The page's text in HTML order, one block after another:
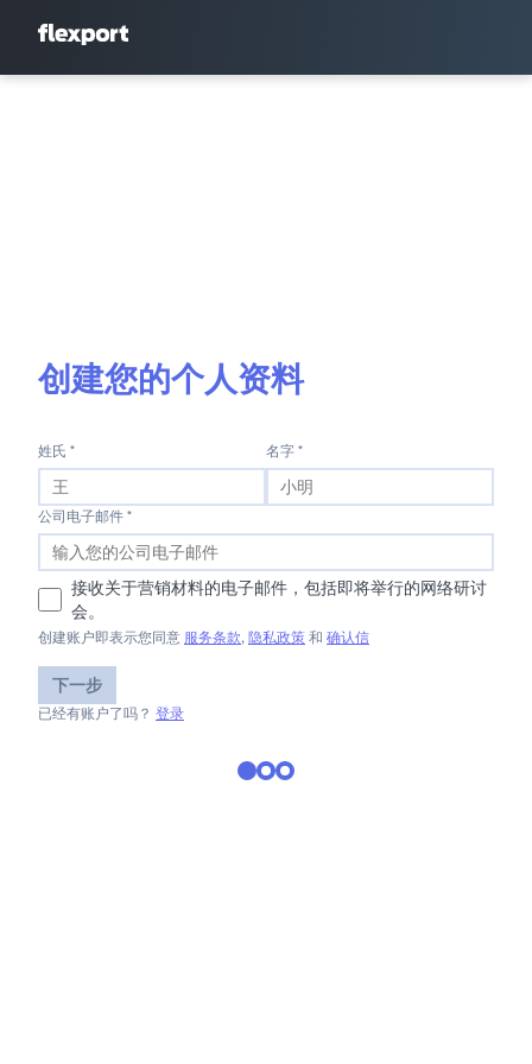
创建您的个人资料
姓氏 * 名字 *
公司电子邮件 *
接收关于营销材料的电子邮件，包括即将举行的网络研讨
会。
创建账户即表示您同意 服务条款, 隐私政策 和 确认信
下一步
已经有账户了吗？ 登录